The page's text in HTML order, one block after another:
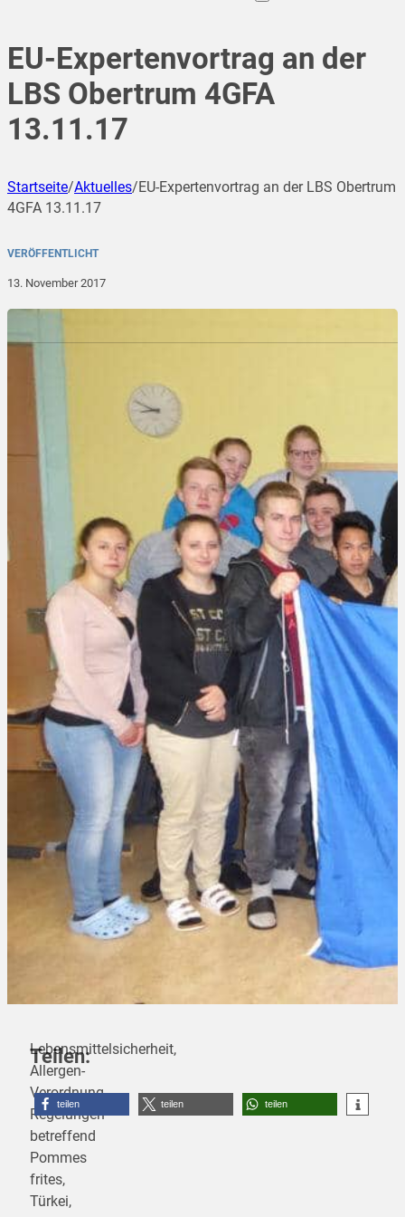
EU-Expertenvortrag an der
LBS Obertrum 4GFA
13.11.17
Startseite/Aktuelles/EU-Expertenvortrag an der LBS Obertrum
4GFA 13.11.17
VERÖFFENTLICHT
13. November 2017
Lebensmittelsicherheit,
Allergen-
Verordnung,
Regelungen
betreffend
Pommes
frites,
Türkei,
Teilen:
teilen teilen teilen